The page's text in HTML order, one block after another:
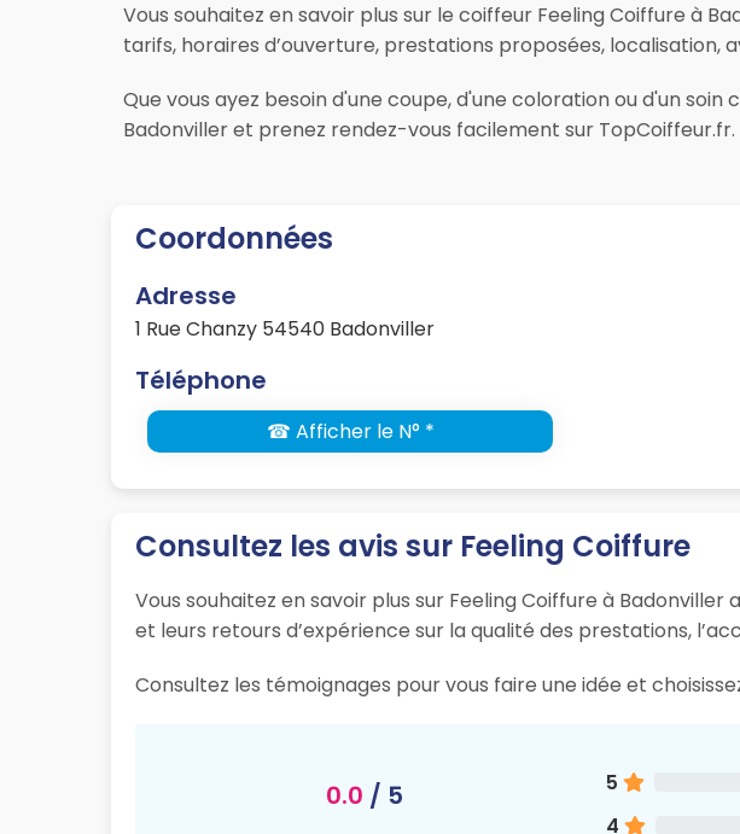
Vous souhaitez en savoir plus sur le coiffeur Feeling Coiffure à
tarifs, horaires d’ouverture, prestations proposées, localisation,
Que vous ayez besoin d'une coupe, d'une coloration ou d'un
Badonviller et prenez rendez-vous facilement sur TopCoiffeur.fr.
Coordonnées
Adresse
1 Rue Chanzy 54540 Badonviller
Téléphone
☎ Afficher le N° *
Consultez les avis sur Feeling Coiffure
Vous souhaitez en savoir plus sur Feeling Coiffure à
et leurs retours d’expérience sur la qualité des prestations,
Consultez les témoignages pour vous faire une idée et
0.0 / 5 5
4